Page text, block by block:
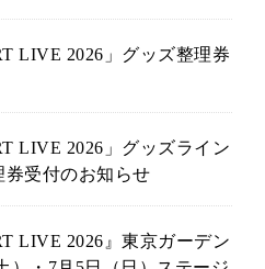
LIVE 2026」グッズ整理券
LIVE 2026」グッズライン
受付のお知らせ
LIVE 2026』東京ガーデン